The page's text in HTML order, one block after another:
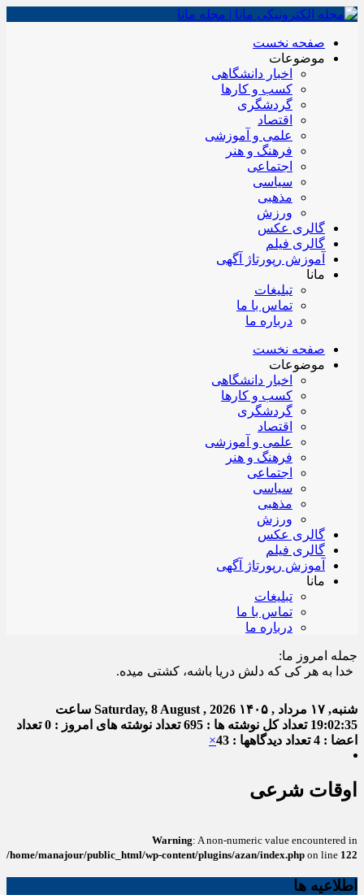
صفحه نخست
موضوعات
اخبار دانشگاهی
کسب و کارها
گردشگری
اقتصاد
علمی و آموزشی
فرهنگ و هنر
اجتماعی
سیاسی
مذهبی
ورزش
گالری عکس
گالری فیلم
آموزش رپورتاژ آگهی
مانا
تبلیغات
تماس با ما
درباره ما
صفحه نخست
موضوعات
اخبار دانشگاهی
کسب و کارها
گردشگری
اقتصاد
علمی و آموزشی
فرهنگ و هنر
اجتماعی
سیاسی
مذهبی
ورزش
گالری عکس
گالری فیلم
آموزش رپورتاژ آگهی
مانا
تبلیغات
تماس با ما
درباره ما
جمله امروز ما:
به هر کی که دلش دریا باشه، کشتی میده.
شنبه, ۱۷ مرداد , ۱۴۰۵ Saturday, 8 August , 2026 ساعت
19:02:36 تعداد کل نوشته ها : 695 تعداد نوشته های امروز : 0
تعداد
اعضا : 4
تعداد دیدگاهها : 43 ×
اوقات شرعی
Warning: A non-numeric value encountered in
/home/manajour/public_html/wp-content/plugins/azan/index.php on line 122
اطلاعیه ها